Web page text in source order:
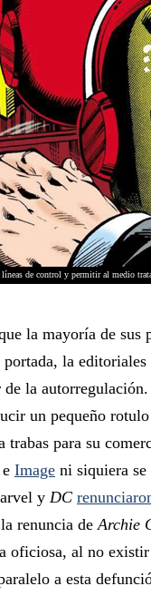
de control y permitir al medio
la mayoría de sus
la editoriales
la
un pequeño
trabas para su
e Image ni siquiera
y DC
renuncia deArchie
oficiosa, al no
a esta